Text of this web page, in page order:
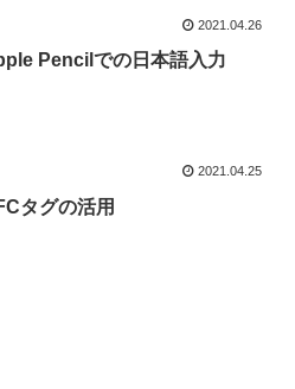
2021.04.26
Pencilでの日本語入力
2021.04.25
タグの活用